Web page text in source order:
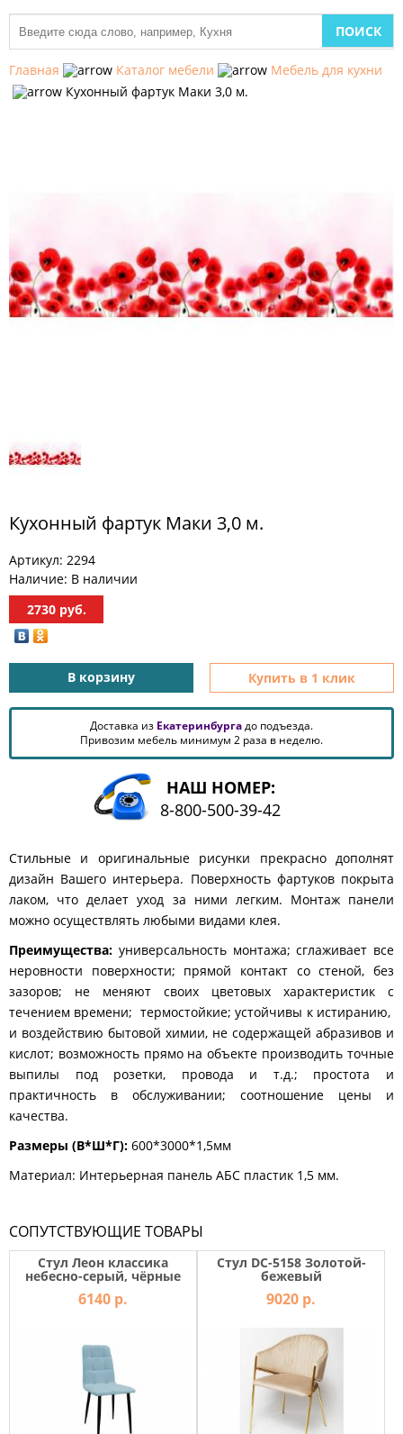
Главная Каталог мебели
Мебель для кухни
Кухонный фартук Маки 3,0 м.
Кухонный фартук Маки 3,0 м.
Артикул: 2294
Наличие: В наличии
2730руб.
В корзину Купить в 1 клик
Доставка из Екатеринбургадо подъезда.
Привозим мебель минимум 2 раза в неделю.
НАШ НОМЕР:
8-800-500-39-42
Стильные и оригинальные рисунки прекрасно дополнят
дизайн Вашего интерьера. Поверхность фартуков покрыта
лаком, что делает уход за ними легким. Монтаж панели
можно осуществлять любыми видами клея.
Преимущества: универсальность монтажа; сглаживает все
неровности поверхности; прямой контакт со стеной, без
зазоров; не меняют своих цветовых характеристик с
течением времени; термостойкие; устойчивы к истиранию,
и воздействию бытовой химии, не содержащей абразивов и
кислот; возможность прямо на объекте производить точные
выпилы под розетки, провода и т.д.; простота и
практичность в обслуживании; соотношение цены и
качества.
Размеры (В*Ш*Г): 600*3000*1,5мм
Материал: Интерьерная панель АБС пластик 1,5 мм.
СОПУТСТВУЮЩИЕ ТОВАРЫ
Стул Леон классика
небесно-серый, чёрные
ножки
6140 р.
Стул DC-5158 Золотой-
бежевый
9020 р.
МЕБЕЛЬ
КУХНИ
МЕБЕЛЬ
ДЛЯ
СПАЛЬНИ
ПРИХОЖЕЙ
МЕБЕЛЬ
МАТРАСЫ
МЕБЕЛЬ
МЕБЕЛЬ-
ТРАНСФОРМЕР
КОМОДЫ
СТОЛЫ
ТУАЛЕТНЫЕ
СТОЛИКИ
БАНКЕТКИ
И
ДИВАНЧИКИ
САДОВАЯ
ЗЕРКАЛА
ФАБРИКИ
МЕБЕЛИ